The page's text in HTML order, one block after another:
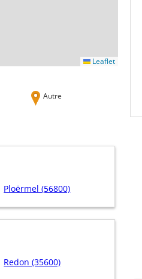
Leaflet
Autre
Ploërmel (56800)
Redon (35600)